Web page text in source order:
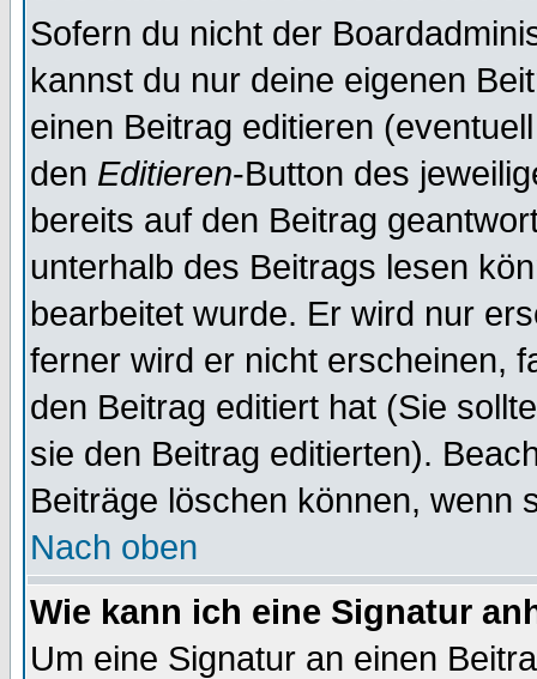
Sofern du nicht der
kannst du nur deine eigenen
einen Beitrag editieren
den Editieren-Button des
bereits auf den Beitrag
unterhalb des Beitrags lesen
bearbeitet wurde. Er wird nur
ferner wird er nicht erscheinen,
den Beitrag editiert hat (Sie
sie den Beitrag editierten).
Beiträge löschen können, wenn
Nach oben
Wie kann ich eine Signatur
Um eine Signatur an einen